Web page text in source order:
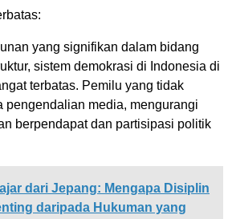
yang signifikan dalam bidang
sistem demokrasi di Indonesia di
terbatas. Pemilu yang tidak
pengendalian media, mengurangi
berpendapat dan partisipasi politik
dari Jepang: Mengapa Disiplin
daripada Hukuman yang